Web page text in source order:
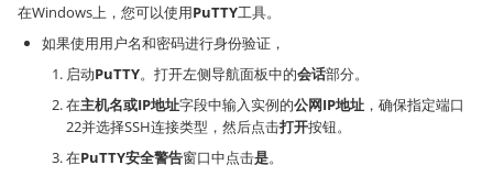
在Windows上，您可以使用PuTTY工具。
如果使用用户名和密码进行身份验证，
启动PuTTY。打开左侧导航面板中的会话部分。
在主机名或IP地址字段中输入实例的公网IP地址 ，确保指定端口
22并选择SSH连接类型，然后点击打开按钮。
在PuTTY安全警告窗口中点击是。